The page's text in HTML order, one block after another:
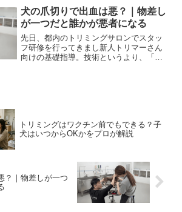
だから買い物も得意ではありませんし、
「おすすめの商品を選んでく...
犬の爪切りで出血は悪？｜物差し
が一つだと誰かが悪者になる
先日、都内のトリミングサロンでスタッ
フ研修を行ってきまし新人トリマーさん
向けの基礎指導。技術というより、「考
トリミングはワクチン前でもできる？子
犬はいつからOKかをプロが解説
？｜物差しが一つ